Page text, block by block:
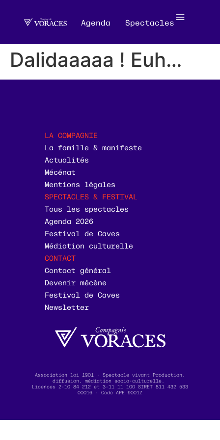
Agenda Spectacles
Dalidaaaaa ! Euh…
Association loi 1901 · Spectacle vivant Production,
diffusion, médiation socio-culturelle.
Licences 2-10 84 212 et 3-11 11 100 SIRET 811 432 533
00016 · Code APE 9001Z
LA COMPAGNIE
La famille & manifeste
Actualités
Mécénat
Mentions légales
SPECTACLES & FESTIVAL
Tous les spectacles
Agenda 2026
Festival de Caves
Médiation culturelle
CONTACT
Contact général
Devenir mécène
Festival de Caves
Newsletter